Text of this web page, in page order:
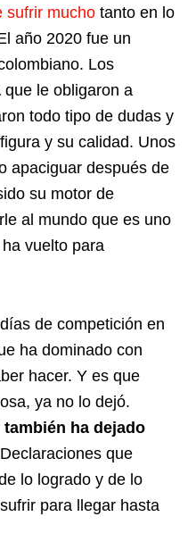
sufrir mucho tanto en lo
año 2020 fue un
Los
que le obligaron a
todo tipo de dudas y
y su calidad. Unos
apaciguar después de
su motor de
al mundo que es uno
vuelto para
de competición en
ha dominado con
hacer. Y es que
ya no lo dejó.
también ha dejado
que
lo logrado y de lo
para llegar hasta